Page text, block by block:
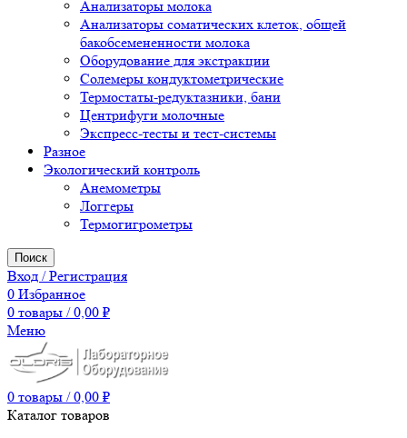
Анализаторы молока
Анализаторы соматических клеток, общей
бакобсемененности молока
Оборудование для экстракции
Солемеры кондуктометрические
Термостаты-редуктазники, бани
Центрифуги молочные
Экспресс-тесты и тест-системы
Разное
Экологический контроль
Анемометры
Логгеры
Термогигрометры
Поиск
Вход / Регистрация
0 Избранное
0 товары / 0,00 ₽
Меню
0 товары / 0,00 ₽
Каталог товаров